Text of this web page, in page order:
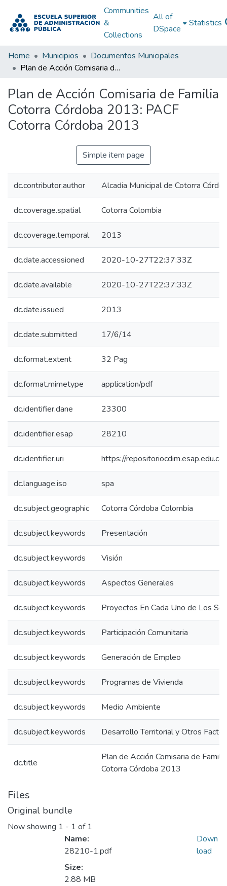
Communities
&
Collections
All of
DSpace
Statistics
Home Municipios
Documentos Municipales
Plan de Acción Comisaria de Familia Cotorra Córdoba 2013: PACF Cotorra Córdoba 2013
Plan de Acción Comisaria de Familia
Cotorra Córdoba 2013: PACF
Cotorra Córdoba 2013
Simple item page
dc.contributor.author Alcadia Municipal de Cotorra
dc.coverage.spatial Cotorra Colombia
dc.coverage.temporal 2013
dc.date.accessioned 2020-10-27T22:37:33Z
dc.date.available 2020-10-27T22:37:33Z
dc.date.issued 2013
dc.date.submitted 17/6/14
dc.format.extent 32 Pag
dc.format.mimetype application/pdf
dc.identifier.dane 23300
dc.identifier.esap 28210
dc.identifier.uri https://
dc.language.iso spa
dc.subject.geographic Cotorra Córdoba Colombia
dc.subject.keywords Presentación
dc.subject.keywords Visión
dc.subject.keywords Aspectos Generales
dc.subject.keywords Proyectos En Cada Uno de Los
dc.subject.keywords Participación Comunitaria
dc.subject.keywords Generación de Empleo
dc.subject.keywords Programas de Vivienda
dc.subject.keywords Medio Ambiente
dc.subject.keywords Desarrollo Territorial y Otros
dc.title
Plan de Acción Comisaria de
Cotorra Córdoba 2013
Files
Original bundle
Now showing 1 - 1 of 1
Name:
28210-1.pdf
Size:
2.88 MB
Down
load